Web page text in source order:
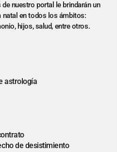
nuestro portal le brindarán un
en todos los ámbitos:
hijos, salud, entre otros.
astrología
de desistimiento